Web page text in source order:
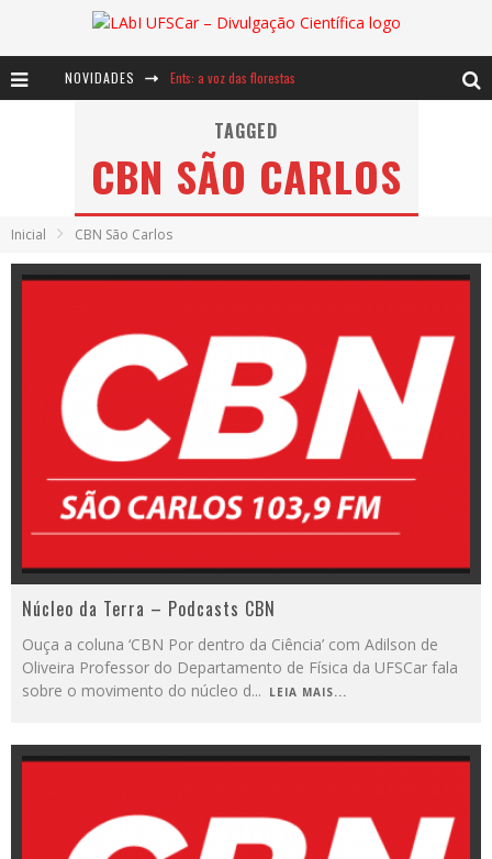
NOVIDADES Ents: a voz das florestas
Notáveis: Bertha Lutz
Baú de Histórias - A jamais imaginada aventura com os moinhos de vento
TAGGED
CBN SÃO CARLOS
Inicial CBN São Carlos
Núcleo da Terra – Podcasts CBN
Ouça a coluna ‘CBN Por dentro da Ciência’ com Adilson de
Oliveira Professor do Departamento de Física da UFSCar fala
sobre o movimento do núcleo d... LEIA MAIS...